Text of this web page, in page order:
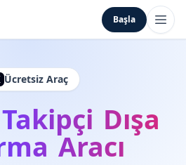
Başla
Ücretsiz Araç
Dışa
Aracı